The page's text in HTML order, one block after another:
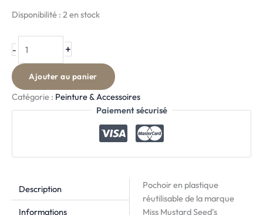
Disponibilité : 2 en stock
- +
Ajouter au panier
Catégorie : Peinture & Accessoires
Paiement sécurisé
Description
Informations
Pochoir en plastique
réutilisable de la marque
Miss Mustard Seed’s